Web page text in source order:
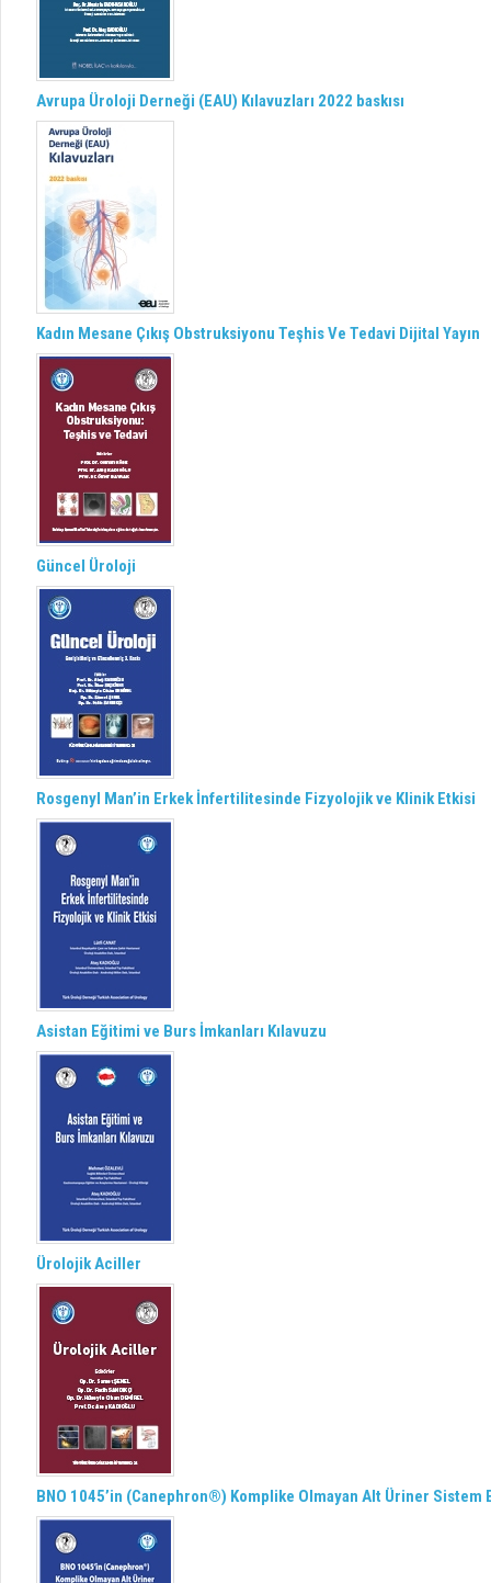
Avrupa Üroloji Derneği (EAU) Kılavuzları 2022 baskısı
Kadın Mesane Çıkış Obstruksiyonu Teşhis Ve Tedavi Dijital Yayın
Güncel Üroloji
Rosgenyl Man’in Erkek İnfertilitesinde Fizyolojik ve Klinik Etkisi
Asistan Eğitimi ve Burs İmkanları Kılavuzu
Ürolojik Aciller
BNO 1045’in (Canephron®) Komplike Olmayan Alt Üriner Sistem